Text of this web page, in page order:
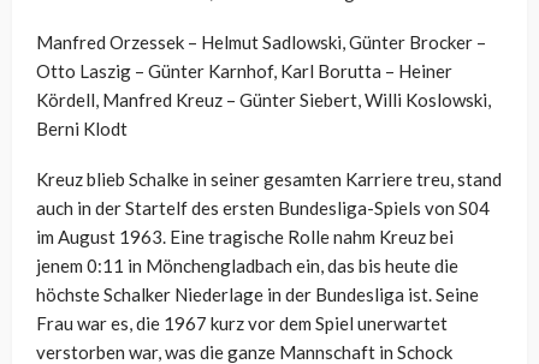
Manfred Orzessek – Helmut Sadlowski, Günter Brocker –
Otto Laszig – Günter Karnhof, Karl Borutta – Heiner
Kördell, Manfred Kreuz – Günter Siebert, Willi Koslowski,
Berni Klodt
Kreuz blieb Schalke in seiner gesamten Karriere treu, stand
auch in der Startelf des ersten Bundesliga-Spiels von S04
im August 1963. Eine tragische Rolle nahm Kreuz bei
jenem 0:11 in Mönchengladbach ein, das bis heute die
höchste Schalker Niederlage in der Bundesliga ist. Seine
Frau war es, die 1967 kurz vor dem Spiel unerwartet
verstorben war, was die ganze Mannschaft in Schock